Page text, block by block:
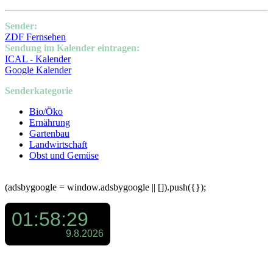
Sender:
ZDF Fernsehen
Sendung im Kalender eintragen:
ICAL - Kalender
Google Kalender
Senderkategorie
Bio/Öko
Ernährung
Gartenbau
Landwirtschaft
Obst und Gemüse
(adsbygoogle = window.adsbygoogle || []).push({});